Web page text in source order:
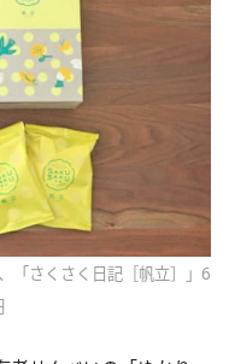
「さくさく日記［帆立］」6